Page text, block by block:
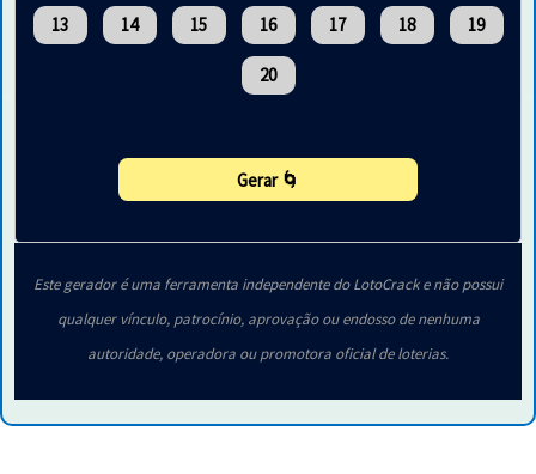
13 14 15 16 17 18 19
20
Gerar 🌀
Este gerador é uma ferramenta independente do LotoCrack e não possui
qualquer vínculo, patrocínio, aprovação ou endosso de nenhuma
autoridade, operadora ou promotora oficial de loterias.